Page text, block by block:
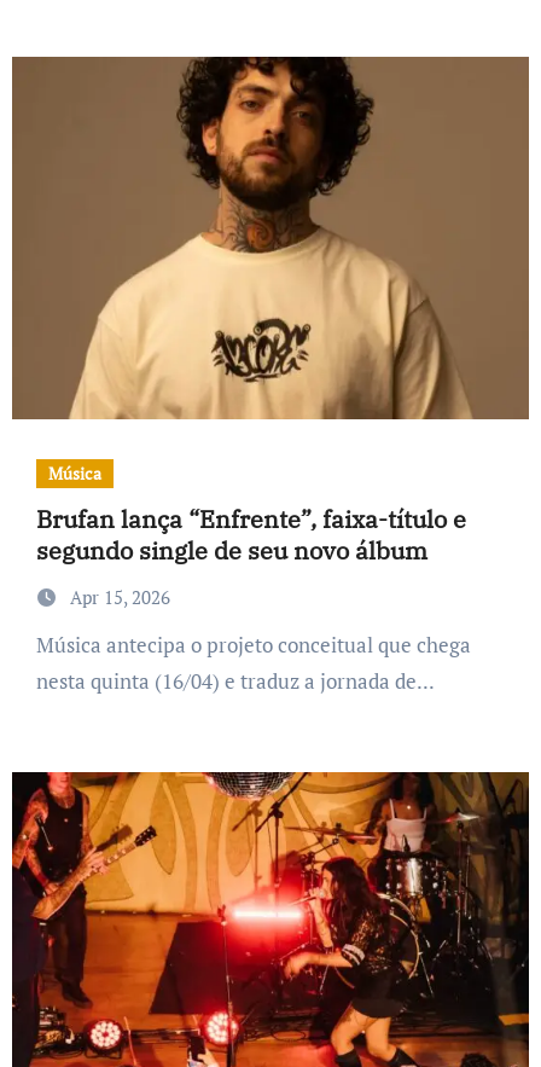
Música
Brufan lança “Enfrente”, faixa-título e
segundo single de seu novo álbum
Apr 15, 2026
Música antecipa o projeto conceitual que chega
nesta quinta (16/04) e traduz a jornada de...